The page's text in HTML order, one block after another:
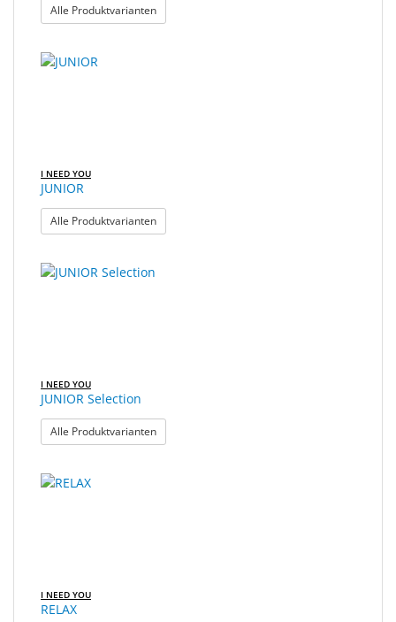
Alle Produktvarianten: DOKTOR New
I NEED YOU
JUNIOR
Alle Produktvarianten: JUNIOR
I NEED YOU
JUNIOR Selection
Alle Produktvarianten: JUNIOR Selection
I NEED YOU
RELAX